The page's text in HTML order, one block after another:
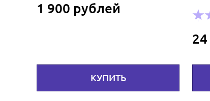
1 900 рублей
КУПИТЬ